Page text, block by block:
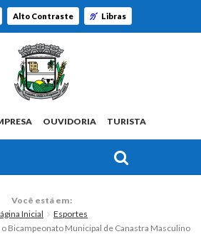
Alto Contraste Libras
OUVIDORIA TURISTA
Você está em:
Inicial
Esportes
Bicampeonato Municipal de Canastra Masculino